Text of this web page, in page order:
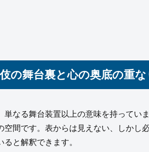
の舞台裏と心の奥底の重な
なる舞台装置以上の意味を持ってい
間です。表からは見えない、しかし
と解釈できます。